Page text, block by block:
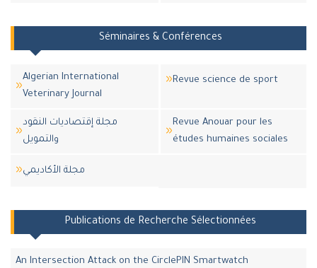
Séminaires & Conférences
Algerian International
Veterinary Journal
Revue science de sport
مجلة إقتصاديات النقود
والتمويل
Revue Anouar pour les
études humaines sociales
مجلة اﻷكاديمي
Publications de Recherche Sélectionnées
An Intersection Attack on the CirclePIN Smartwatch